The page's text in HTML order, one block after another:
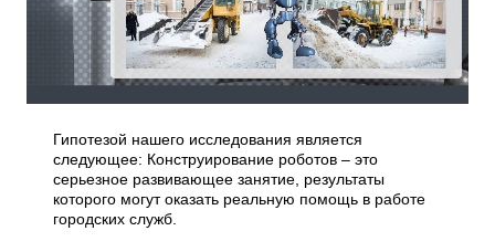
Гипотезой нашего исследования является
следующее: Конструирование роботов – это
серьезное развивающее занятие, результаты
которого могут оказать реальную помощь в работе
городских служб.